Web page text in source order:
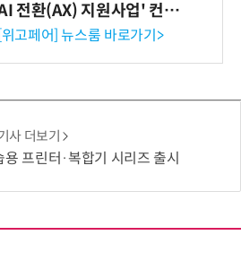
전환(AX) 지원사업' 컨소
엄 선정
[위고페어] 뉴스룸 바로가기>
사 더보기
용 프린터·복합기 시리즈 출시